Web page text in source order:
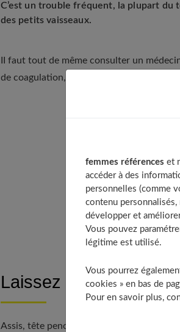
C’est un trouble fréquent, la plupart du
des petits vaisseaux.
II faut tout de même consulter un
de coagulation, de diabète ou d'une lésion
Une
Éliminer
À
Laissez couler
Assis, tête penchée en avant, laissez le
femmes références et
accéder à des
personnelles (comme
contenu
développer et
Vous pouvez
légitime est utilisé.
Vous pourrez
cookies » en bas de
Pour en savoir plus,